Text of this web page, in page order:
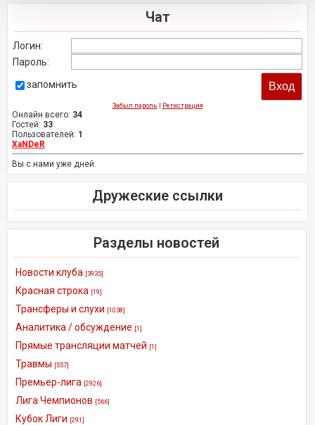
Чат
Логин:
Пароль:
запомнить
Забыл пароль | Регистрация
Онлайн всего: 34
Гостей: 33
Пользователей: 1
XaNDeR
Вы с нами уже дней.
Дружеские ссылки
Разделы новостей
Новости клуба [3935]
Красная строка [19]
Трансферы и слухи [1038]
Аналитика / обсуждение [1]
Прямые трансляции матчей [1]
Травмы [557]
Премьер-лига [2926]
Лига Чемпионов [566]
Кубок Лиги [291]